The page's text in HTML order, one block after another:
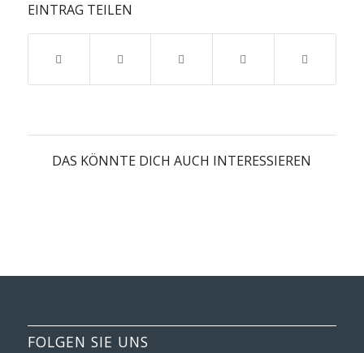
EINTRAG TEILEN
DAS KÖNNTE DICH AUCH INTERESSIEREN
FOLGEN SIE UNS